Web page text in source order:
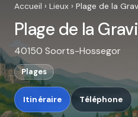
spot dans
Accueil › Lieux › Plage de la
Plage de la
40150 Soorts-Hossegor
Plages
Itinéraire Téléphone